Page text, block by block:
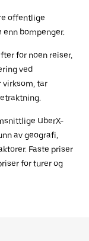
offentlige
bompenger.
for noen reiser,
ved
virksom, tar
UberX-
av geografi,
Faste priser
for turer og